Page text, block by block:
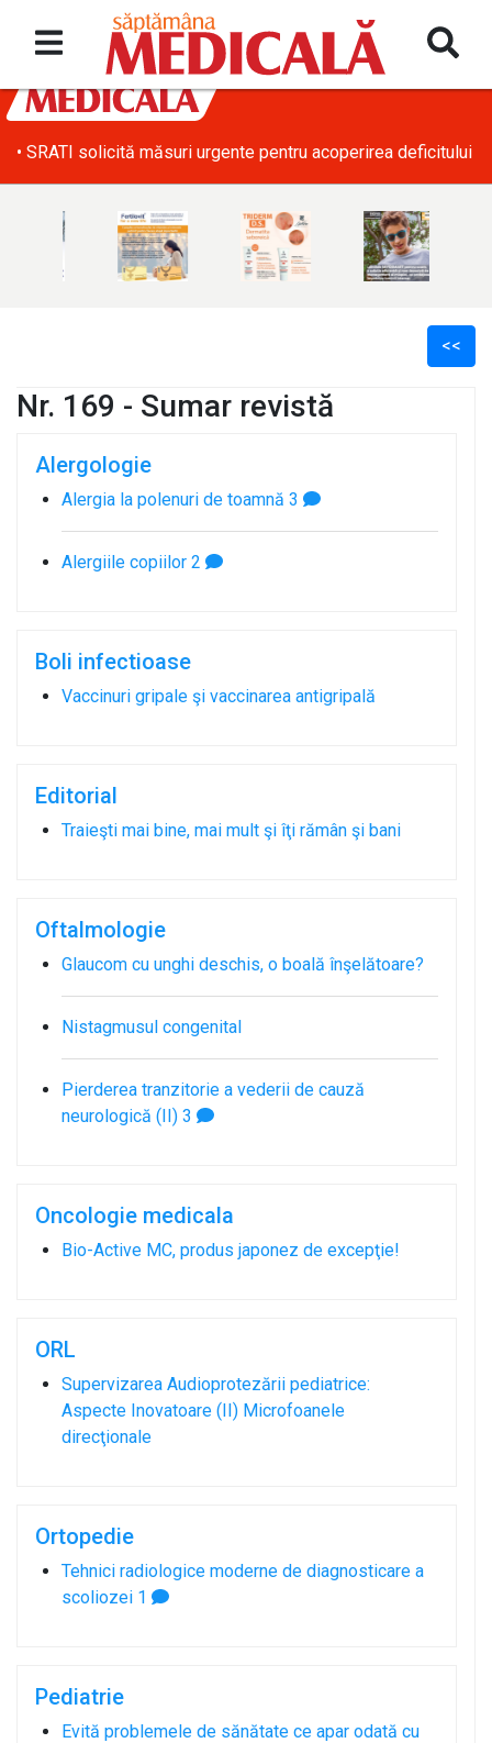
• SRATI solicită măsuri urgente pentru acoperirea deficitului
<<
Nr. 169 - Sumar revistă
Alergologie
Alergia la polenuri de toamnă 3
Alergiile copiilor 2
Boli infectioase
Vaccinuri gripale şi vaccinarea antigripală
Editorial
Traieşti mai bine, mai mult şi îţi rămân şi bani
Oftalmologie
Glaucom cu unghi deschis, o boală înşelătoare?
Nistagmusul congenital
Pierderea tranzitorie a vederii de cauză
neurologică (II) 3
Oncologie medicala
Bio-Active MC, produs japonez de excepţie!
ORL
Supervizarea Audioprotezării pediatrice:
Aspecte Inovatoare (II) Microfoanele
direcţionale
Ortopedie
Tehnici radiologice moderne de diagnosticare a
scoliozei 1
Pediatrie
Evită problemele de sănătate ce apar odată cu